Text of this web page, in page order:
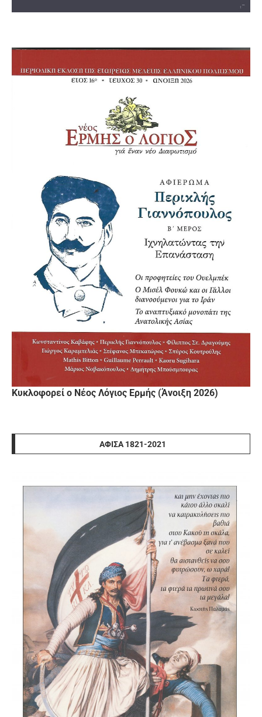
Κυκλοφορεί ο Νέος Λόγιος Ερμής (Άνοιξη 2026)
ΑΦΊΣΑ 1821-2021